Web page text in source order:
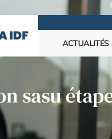
ACTUALITÉS
sasu